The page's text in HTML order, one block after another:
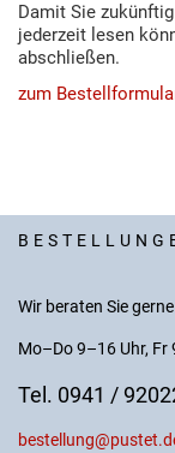
Damit Sie
jederzeit lesen
abschließen.
zum
Wir beraten Sie
Mo–Do 9–16 Uhr, Fr
Tel. 0941 /